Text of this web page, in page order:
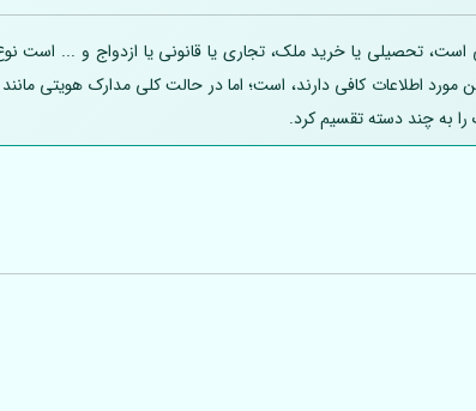
تحصیلی یا خرید ملک، تجاری یا قانونی یا ازدواج و ... است
مورد اطلاعات کافی دارند، است؛ اما در حالت کلی مدارک هویتی
به چند دسته تقسیم کرد.